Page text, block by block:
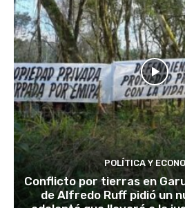
POLÍTICA Y
Conflicto por tierras en
de Alfredo Ruff pidió un